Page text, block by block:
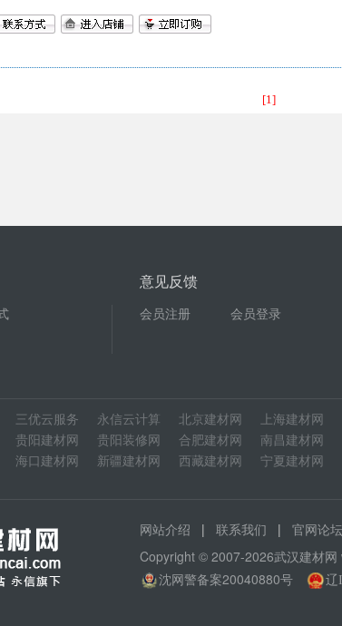
[1]
意见反馈
会员注册 会员登录
三优云服务 永信云计算 北京建材网 上海建材网
贵阳建材网 贵阳装修网 合肥建材网 南昌建材网
海口建材网 新疆建材网 西藏建材网 宁夏建材网
网站介绍 | 联系我们 | 官网论坛
Copyright © 2007-2026武汉建材网
沈网警备案20040880号
辽